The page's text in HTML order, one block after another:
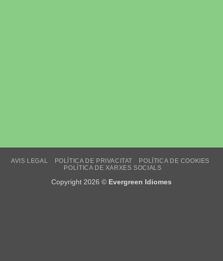
AVIS LEGAL POLÍTICA DE PRIVACITAT
POLÍTICA DE COOKIES
POLÍTICA DE XARXES SOCIALS
Copyright 2026 © Evergreen Idiomes